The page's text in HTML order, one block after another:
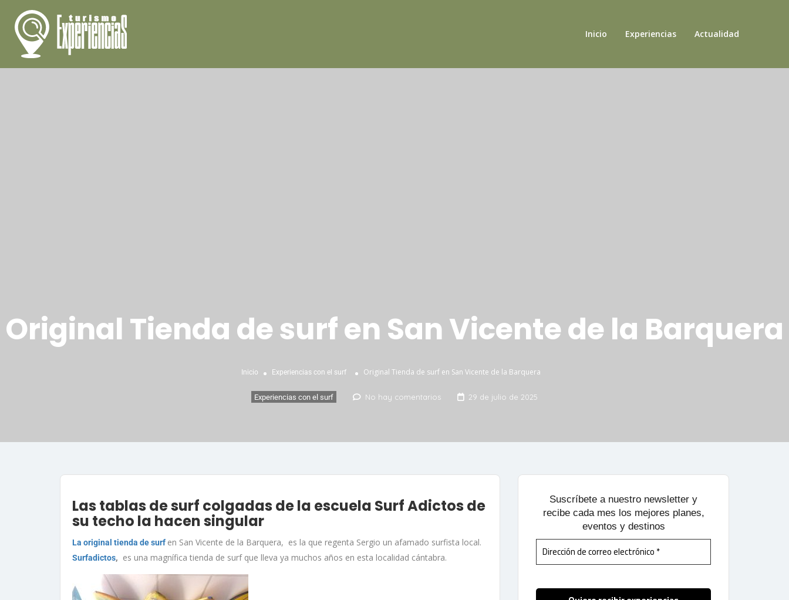
Inicio Experiencias Actualidad
Original Tienda de surf en San Vicente de la Barquera
Inicio Experiencias con el surf Original Tienda de surf en San Vicente de la Barquera
Experiencias con el surf No hay comentarios 29 de julio de 2025
Las tablas de surf colgadas de la escuela Surf Adictos de
su techo la hacen singular
La original tienda de surf en San Vicente de la Barquera, es la que regenta Sergio un afamado surfista local.
Surfadictos, es una magnífica tienda de surf que lleva ya muchos años en esta localidad cántabra.
Suscríbete a nuestro newsletter y
recibe cada mes los mejores planes,
eventos y destinos